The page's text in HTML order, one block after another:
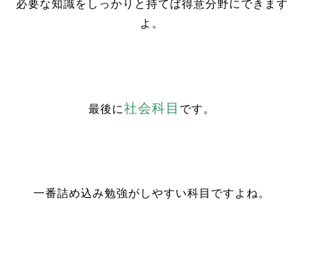
必要な知識をしっかりと持てば得意分野にできます
よ。
最後に社会科目 です。
一番詰め込み勉強がしやすい科目ですよね。